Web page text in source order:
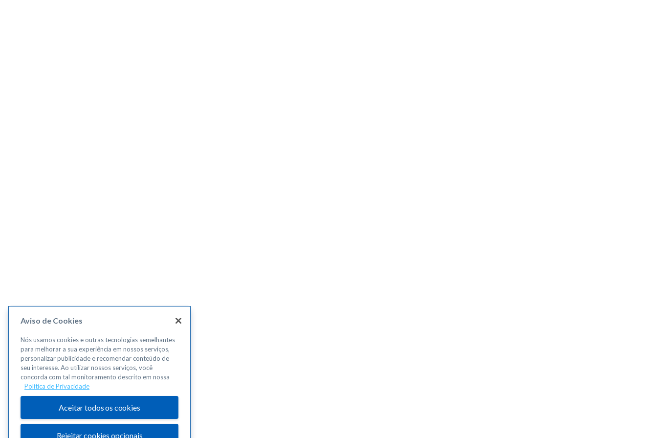
Aviso de Cookies
Nós usamos cookies e outras tecnologias semelhantes
para melhorar a sua experiência em nossos serviços,
personalizar publicidade e recomendar conteúdo de
seu interesse. Ao utilizar nossos serviços, você
concorda com tal monitoramento descrito em nossa
Política de Privacidade
Aceitar todos os cookies
Rejeitar cookies opcionais